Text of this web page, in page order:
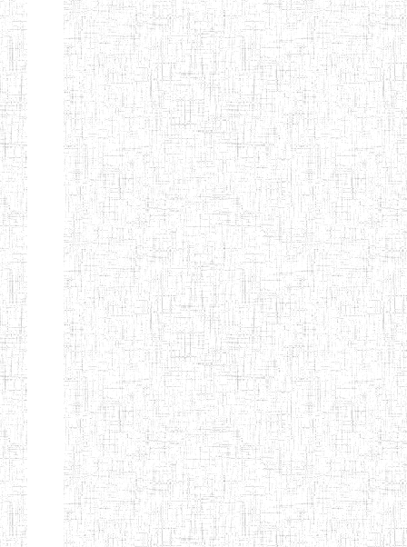
Afficher Page 11 sur 13 Total: 307
Début Préc. 4 5 6 7 8
9
13
Suivant Fin
ENIEG DE POLI 17/08/2012 ENIEG
ENIEG DE
GUIDER
10/09/2001 ENIEG
GTTC
FUNDONG
17/07/2001 ENIEG
Etablissements
d'enseignement